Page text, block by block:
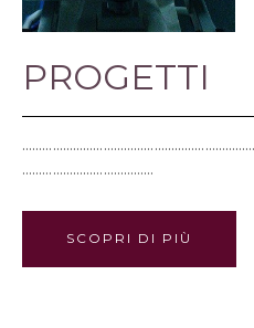
PROGETTI
…………………………………
SCOPRI DI PIÙ